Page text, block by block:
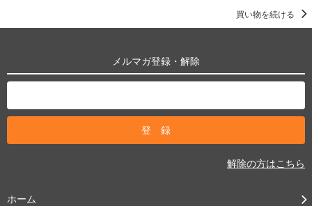
買い物を続ける
メルマガ登録・解除
解除の方はこちら
ホーム